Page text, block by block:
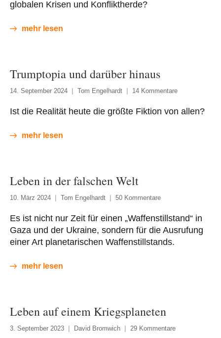
globalen Krisen und Konfliktherde?
mehr lesen
Trumptopia und darüber hinaus
14. September 2024 Tom Engelhardt 14 Kommentare
Ist die Realität heute die größte Fiktion von allen?
mehr lesen
Leben in der falschen Welt
10. März 2024 Tom Engelhardt 50 Kommentare
Es ist nicht nur Zeit für einen „Waffenstillstand“ in
Gaza und der Ukraine, sondern für die Ausrufung
einer Art planetarischen Waffenstillstands.
mehr lesen
Leben auf einem Kriegsplaneten
3. September 2023 David Bromwich 29 Kommentare